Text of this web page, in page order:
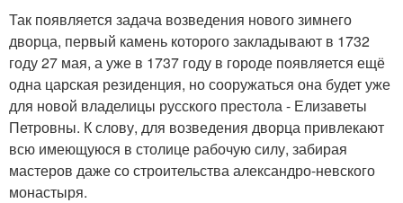
Так появляется задача возведения нового зимнего
дворца, первый камень которого закладывают в 1732
году 27 мая, а уже в 1737 году в городе появляется ещё
одна царская резиденция, но сооружаться она будет уже
для новой владелицы русского престола - Елизаветы
Петровны. К слову, для возведения дворца привлекают
всю имеющуюся в столице рабочую силу, забирая
мастеров даже со строительства александро-невского
монастыря.